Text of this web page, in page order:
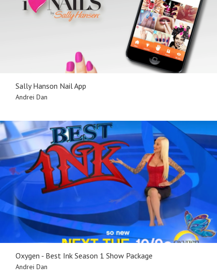
Sally Hanson Nail App
Andrei Dan
Oxygen - Best Ink Season 1 Show Package
Andrei Dan